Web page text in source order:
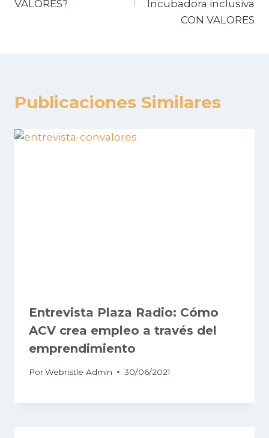
VALORES?
Incubadora inclusiva
CON VALORES
Publicaciones Similares
Entrevista Plaza Radio: Cómo
ACV crea empleo a través del
emprendimiento
PorWebristle Admin 30/06/2021